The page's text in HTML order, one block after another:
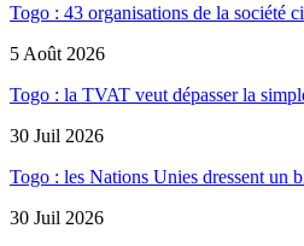
Togo : 43 organisations de la
5 Août 2026
Togo : la TVAT veut dépasser la
30 Juil 2026
Togo : les Nations Unies dressent un
30 Juil 2026